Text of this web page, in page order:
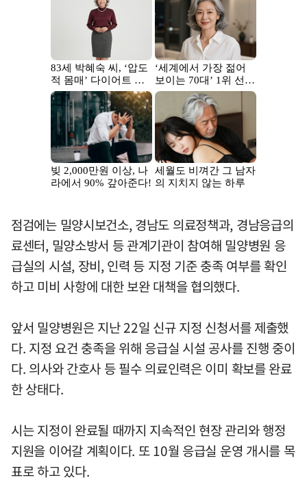
점검에는 밀양시보건소, 경남도 의료정책과, 경남응급의
료센터, 밀양소방서 등 관계기관이 참여해 밀양병원 응
급실의 시설, 장비, 인력 등 지정 기준 충족 여부를 확인
하고 미비 사항에 대한 보완 대책을 협의했다.
앞서 밀양병원은 지난 22일 신규 지정 신청서를 제출했
다. 지정 요건 충족을 위해 응급실 시설 공사를 진행 중이
다. 의사와 간호사 등 필수 의료인력은 이미 확보를 완료
한 상태다.
시는 지정이 완료될 때까지 지속적인 현장 관리와 행정
지원을 이어갈 계획이다. 또 10월 응급실 운영 개시를 목
표로 하고 있다.